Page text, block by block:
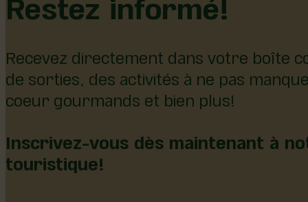
Recevez directement dans votre boîte
de sorties, des activités à ne pas
coeur gourmands et bien plus!
Inscrivez-vous dès maintenant à
touristique!